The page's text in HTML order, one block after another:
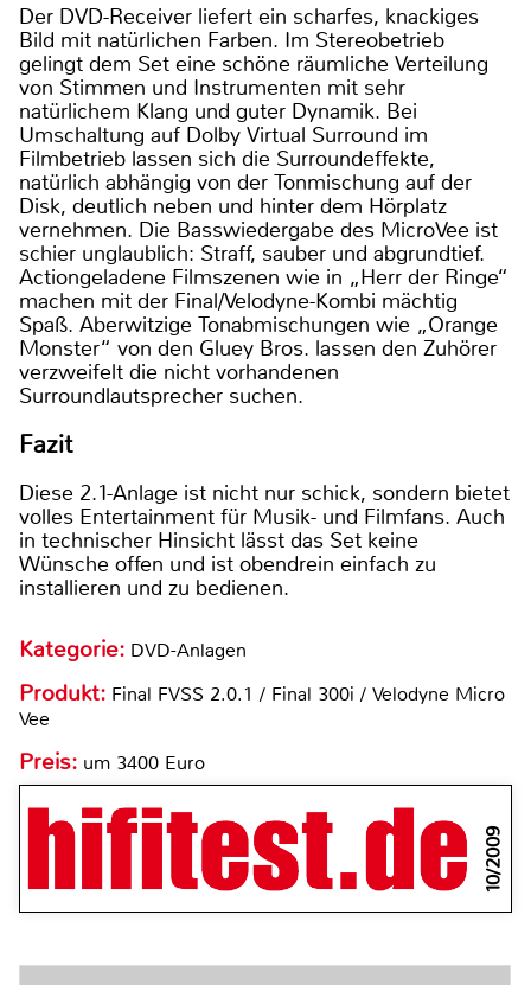
Der DVD-Receiver liefert ein scharfes, knackiges
Bild mit natürlichen Farben. Im Stereobetrieb
gelingt dem Set eine schöne räumliche Verteilung
von Stimmen und Instrumenten mit sehr
natürlichem Klang und guter Dynamik. Bei
Umschaltung auf Dolby Virtual Surround im
Filmbetrieb lassen sich die Surroundeffekte,
natürlich abhängig von der Tonmischung auf der
Disk, deutlich neben und hinter dem Hörplatz
vernehmen. Die Basswiedergabe des MicroVee ist
schier unglaublich: Straff, sauber und abgrundtief.
Actiongeladene Filmszenen wie in „Herr der Ringe“
machen mit der Final/Velodyne-Kombi mächtig
Spaß. Aberwitzige Tonabmischungen wie „Orange
Monster“ von den Gluey Bros. lassen den Zuhörer
verzweifelt die nicht vorhandenen
Surroundlautsprecher suchen.
Fazit
Diese 2.1-Anlage ist nicht nur schick, sondern bietet
volles Entertainment für Musik- und Filmfans. Auch
in technischer Hinsicht lässt das Set keine
Wünsche offen und ist obendrein einfach zu
installieren und zu bedienen.
Kategorie: DVD-Anlagen
Produkt: Final FVSS 2.0.1 / Final 300i / Velodyne Micro
Vee
Preis: um 3400 Euro
10/2009